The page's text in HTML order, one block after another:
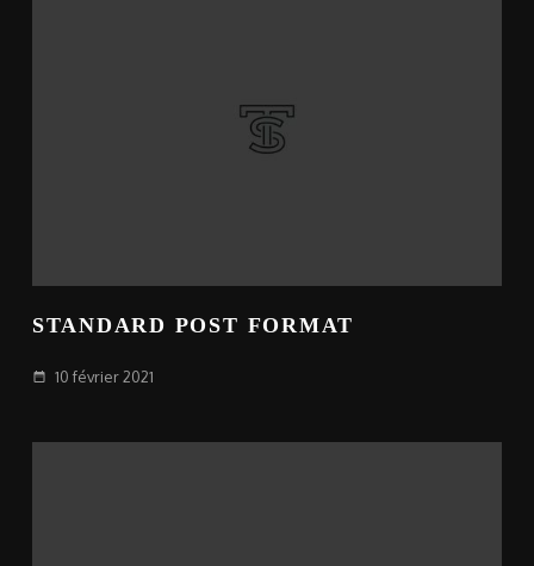
STANDARD POST FORMAT
date_range 10 février 2021